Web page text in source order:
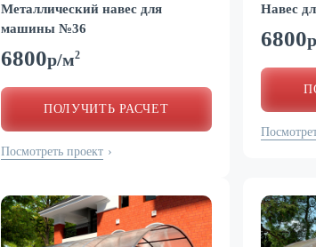
Металлический навес для
машины №36
6800р/м2
ПОЛУЧИТЬ РАСЧЕТ
Посмотреть проект ›
Навес
6800